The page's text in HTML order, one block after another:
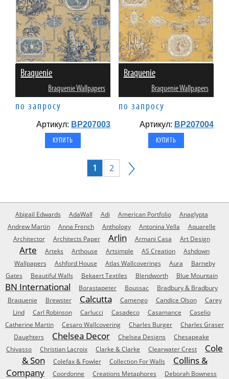
Braquenie
Braquenie Wallpapers
по запросу
Артикул: BP207003
Braquenie
Braquenie Wallpapers
по запросу
Артикул: BP207004
1 2
Abigail Edwards AdaWall Adi American Portfolio
Anaglypta
Andrew Martin
Anna French Anthology Antonina Vella
Aquarelle
Architector
Architects Paper Arlin Armani Casa Art Design
Arte Arteks Arthouse Artsimple AS Creation
Ashdown
Wallpapers
Ashford House Atlas Wallcoverings Aura
Barneby
Gates
Beautiful Walls Bekaert Textiles Blendworth Blue Mountain
BN International Borastapeter Boussac
Bradbury & Bradbury
Braquenie
Brewster Calcutta Camengo Candice Olson
Carey
Lind
Carl Robinson Carlucci Casadeco Casamance
Caselio
Catherine Martin
Cesaro Wallcovering Charles Burger
Charles Graser
Daughters
Chelsea Decor Chelsea Designs
Chesapeake
Chivasso
Christian Lacroix Clarke & Clarke Clearwater Crest
Cole
& Son
Colefax & Fowler Collection For Walls
Collins &
Company
Coordonne Creations Metaphores
Deborah Bowness